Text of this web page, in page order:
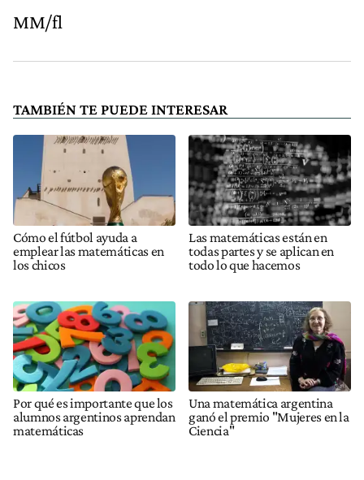
MM/fl
TAMBIÉN TE PUEDE INTERESAR
Cómo el fútbol ayuda a
emplear las matemáticas en
los chicos
Las matemáticas están en
todas partes y se aplican en
todo lo que hacemos
Por qué es importante que los
alumnos argentinos aprendan
matemáticas
Una matemática argentina
ganó el premio "Mujeres en la
Ciencia"